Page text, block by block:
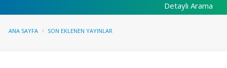
Detaylı Arama
ANA SAYFA SON EKLENEN YAYINLAR